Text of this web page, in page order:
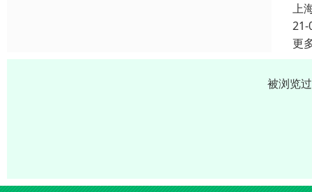
上
21-
更
被浏览